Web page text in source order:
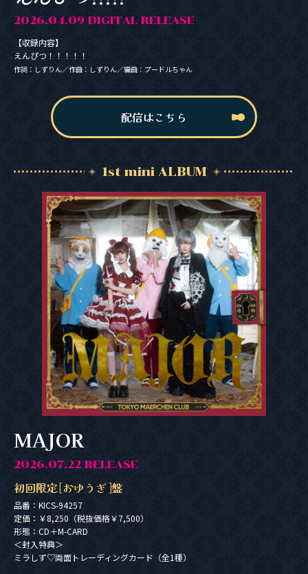
2026.04.09 DIGITAL RELEASE
【収録内容】
えんぴつ！！！！！
作詞：しずりん／作曲：しずりん／編曲：プードルちゃん
配信はこちら
1st mini ALBUM
MAJOR
2026.07.22 RELEASE
初回限定[おゆうぎ]盤
品番：KICS-94257
定価：￥8,250（税抜価格￥7,500）
形態：CD＋M-CARD
＜封入特典＞
ミラしず♡両面トレーディングカード（全1種）